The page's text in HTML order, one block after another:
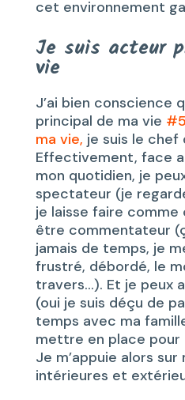
cet environnement
Je suis acteur
vie
J’ai bien conscience
principal de ma vie
ma vie, je suis le chef
Effectivement, face
mon quotidien, je
spectateur (je
je laisse faire comme
être commentateur
jamais de temps, je
frustré, débordé, le
travers…). Et je peux
(oui je suis déçu de
temps avec ma
mettre en place pour
Je m’appuie alors
intérieures et